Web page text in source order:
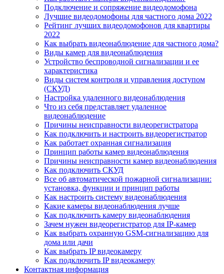
Подключение и сопряжение видеодомофона
Лучшие видеодомофоны для частного дома 2022
Рейтинг лучших видеодомофонов для квартиры
2022
Как выбрать видеонаблюдение для частного дома?
Виды камер для видеонаблюдения
Устройство беспроводной сигнализации и ее
характеристика
Виды систем контроля и управления доступом
(СКУД)
Настройка удаленного видеонаблюдения
Что из себя представляет удаленное
видеонаблюдение
Причины неисправности видеорегистратора
Как подключить и настроить видеорегистратор
Как работает охранная сигнализация
Принцип работы камер видеонаблюдения
Причины неисправности камер видеонаблюдения
Как подключить СКУД
Все об автоматической пожарной сигнализации:
установка, функции и принцип работы
Как настроить систему видеонаблюдения
Какие камеры видеонаблюдения лучше
Как подключить камеру видеонаблюдения
Зачем нужен видеорегистратор для IP-камер
Как выбрать охранную GSM-сигнализацию для
дома или дачи
Как выбрать IP видеокамеру
Как подключить IP видеокамеру
Контактная информация